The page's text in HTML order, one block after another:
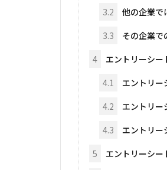
3.2
他の企業で
3.3
その企業で
4
エントリーシー
4.1
エントリ
4.2
エントリ
4.3
エントリ
5
エントリーシー